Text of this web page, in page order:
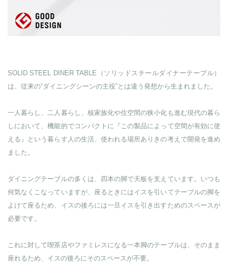
SOLID STEEL DINER TABLE（ソリッドスチールダイナーテーブル）
は、従来の“ダイニングシーンの主役”とは違う発想から生まれました。
一人暮らし、二人暮らし、核家族化や住空間の狭小化も進む現代の暮ら
しにおいて、機能的でコンパクトに『この製品によって空間が有効に使
える』という暮らす人の生活、使われる場所ありきの考えで開発を進め
ました。
ダイニングテーブルの多くは、四本の脚で天板を支えています。いつも
何気なくこなっていますが、座るときにはイスを引いてテーブルの脚を
よけて座るため、イスの後ろには一旦イスを引き出すためのスペースが
必要です。
これに対して喫茶店やファミレスになる一本脚のテーブルは、そのまま
座れるため、イスの後ろにそのスペースが不要。